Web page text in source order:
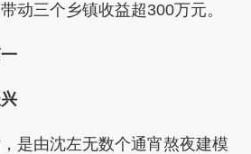
动三个乡镇收益超300万元。
是由沈左无数个通宵熬夜建模